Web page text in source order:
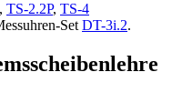
, TS-2.2P, TS-4
SetDT-3i.2.